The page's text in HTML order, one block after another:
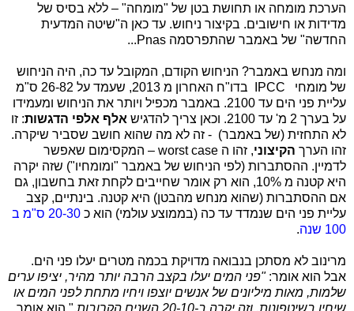
הערכת מומחה או תחושת בטן של "מומחה" – ללא בסיס של
מדידות או חישובים. בקיצור ניחוש. עד כאן ה"שיטה המדעית
החדשה" של באמבר שהתפרסמה Pnas
...
ומה מנחש באמבר? הניחוש הקודם, המקובל עד כה, היה הניחוש
של מומחי
IPCC
בדו"ח האחרון מ 2013, שעמד על 26-82 ס"מ
עליית פני הים עד 2100. באמבר מכפיל ויותר את הניחוש ומעמידו
על בערך 2 מ' עד 2100. וכאן צריך להדגיש
אלף אלפי הדגשות: זו
לא התחזית (של באמבר) - זה לא מה שהוא חושב שסביר שיקרה.
זהו הערך הקיצוני, זהו ה worst case – המקסימום שאפשר
לדמיין. ההסתברות (לפי הניחוש של באמבר "ומומחיו") שזה יקרה
היא קטנה מ 10%, הוא רק אומר שחייבים לקחת זאת בחשבון, גם
אם ההסתברות (שהוא מנחש מהבטן) היא קטנה. בינתיים, קצב
עליית פני הים שנמדד עד כה (בממוצע עולמי) הוא כ
20-30 ס"מ ב
100 שנה
.
מרינוב לא מסתכן בנבואה מדויקת בכמה מטרים יעלו פני הים.
אבל הוא אומר:"פני המים יעלו בקצב הרבה יותר מהיר, יציפו ערים
שלמות, מאות מיליונים של אנשים יוצפו ויחיו מתחת לפני המים או
שיחיו בשיטפונות, וזה יקרה ב-20-10 השנים הקרובות
". הוא אומר